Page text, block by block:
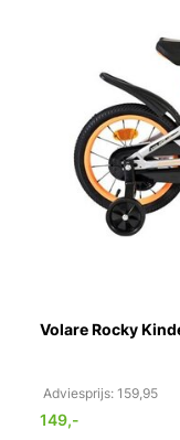
Volare Rocky
Adviesprijs: 159,95
149,-